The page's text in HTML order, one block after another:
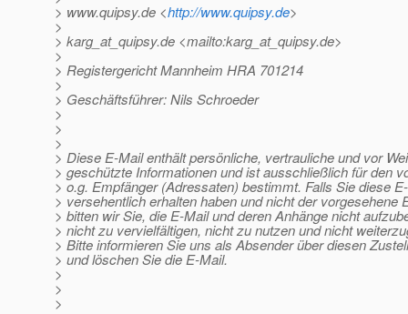
> www.quipsy.de <http://www.quipsy.de>
>
> karg_at_quipsy.de <mailto:karg_at_quipsy.de>
>
> Registergericht Mannheim HRA 701214
>
> Geschäftsführer: Nils Schroeder
>
>
>
> Diese E-Mail enthält persönliche, vertrauliche und vor
> geschützte Informationen und ist ausschließlich für den
> o.g. Empfänger (Adressaten) bestimmt. Falls Sie diese
> versehentlich erhalten haben und nicht der vorgesehene
> bitten wir Sie, die E-Mail und deren Anhänge nicht
> nicht zu vervielfältigen, nicht zu nutzen und nicht
> Bitte informieren Sie uns als Absender über diesen
> und löschen Sie die E-Mail.
>
>
>